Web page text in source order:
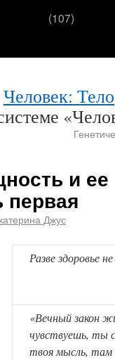
(107)
Человек: Тело
и
первая
Джус
Разве здоровье
«Вечный закон
чувствуешь, ты
твоя мысль,